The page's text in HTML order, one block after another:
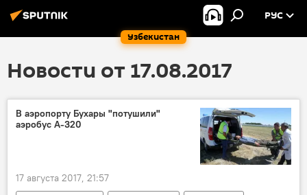
Узбекистан
РУС
Новости от 17.08.2017
В аэропорту Бухары "потушили"
аэробус А-320
17 августа 2017, 21:57